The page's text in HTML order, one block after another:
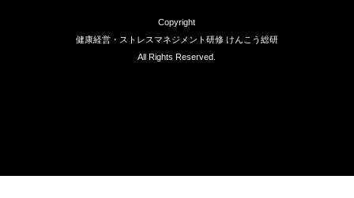
Copyright
健康経営・ストレスマネジメント研修 けんこう総研
All Rights Reserved.